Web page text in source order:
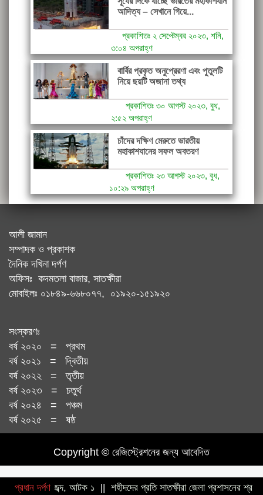
আদিত্য – সেখানে গিয়ে...
প্রকাশিতঃ ২ সেপ্টেম্বর ২০২৩, শনি,
৩:০৪ অপরাহ্ণ
বার্বির প্রকৃত অনুপ্রেরণা এবং পুতুলটি
নিয়ে ছয়টি অজানা তথ্য
প্রকাশিতঃ ৩০ আগস্ট ২০২৩, বুধ,
২:৫২ অপরাহ্ণ
চাঁদের দক্ষিণ মেরুতে ভারতীয়
মহাকাশযানের সফল অবতরণ
প্রকাশিতঃ ২৩ আগস্ট ২০২৩, বুধ,
১০:২৯ অপরাহ্ণ
আলী জামান
সম্পাদক ও প্রকাশক
দৈনিক দখিনা দর্পণ
অফিসঃ কদমতলা বাজার, সাতক্ষীরা
মোবাইলঃ ০১৮৪৯-৬৬৮০৭৭, ০১৯২০-১৫১৯২০
সংস্করণঃ
বর্ষ ২০২০ = প্রথম
বর্ষ ২০২১ = দ্বিতীয়
বর্ষ ২০২২ = তৃতীয়
বর্ষ ২০২৩ = চতুর্থ
বর্ষ ২০২৪ = পঞ্চম
বর্ষ ২০২৫ = ষষ্ঠ
Copyright © রেজিস্ট্রেশনের জন্য আবেদিত
প্রধান দর্পণ
মাদক) জব্দ, আটক ১ || শহীদদের প্রতি সাতক্ষীরা জেলা প্রশাসনের শ্রদ্ধা নিবেদন